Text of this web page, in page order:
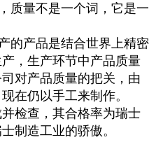
质量不是一个词，它是一
的产品是结合世界上精密
，生产环节中产品质量
对产品质量的把关，由
在仍以手工来制作。
检查，其合格率为瑞士
制造工业的骄傲。